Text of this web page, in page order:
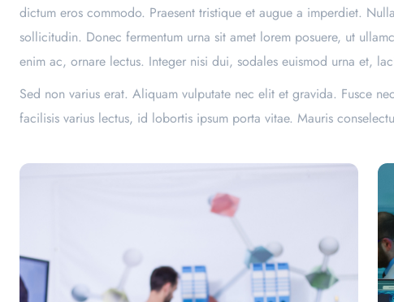
dictum eros commodo. Praesent tristique et augue a imperdiet.
sollicitudin. Donec fermentum urna sit amet lorem posuere, ut
enim ac, ornare lectus. Integer nisi dui, sodales euismod urna et,
Sed non varius erat. Aliquam vulputate nec elit et gravida. Fusce
facilisis varius lectus, id lobortis ipsum porta vitae. Mauris